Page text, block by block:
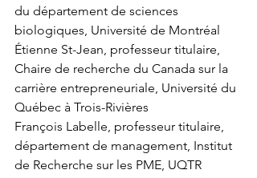
du département de sciences
biologiques, Université de Montréal
Étienne St-Jean, professeur titulaire,
Chaire de recherche du Canada sur la
carrière entrepreneuriale, Université du
Québec à Trois-Rivières
François Labelle, professeur titulaire,
département de management, Institut
de Recherche sur les PME, UQTR